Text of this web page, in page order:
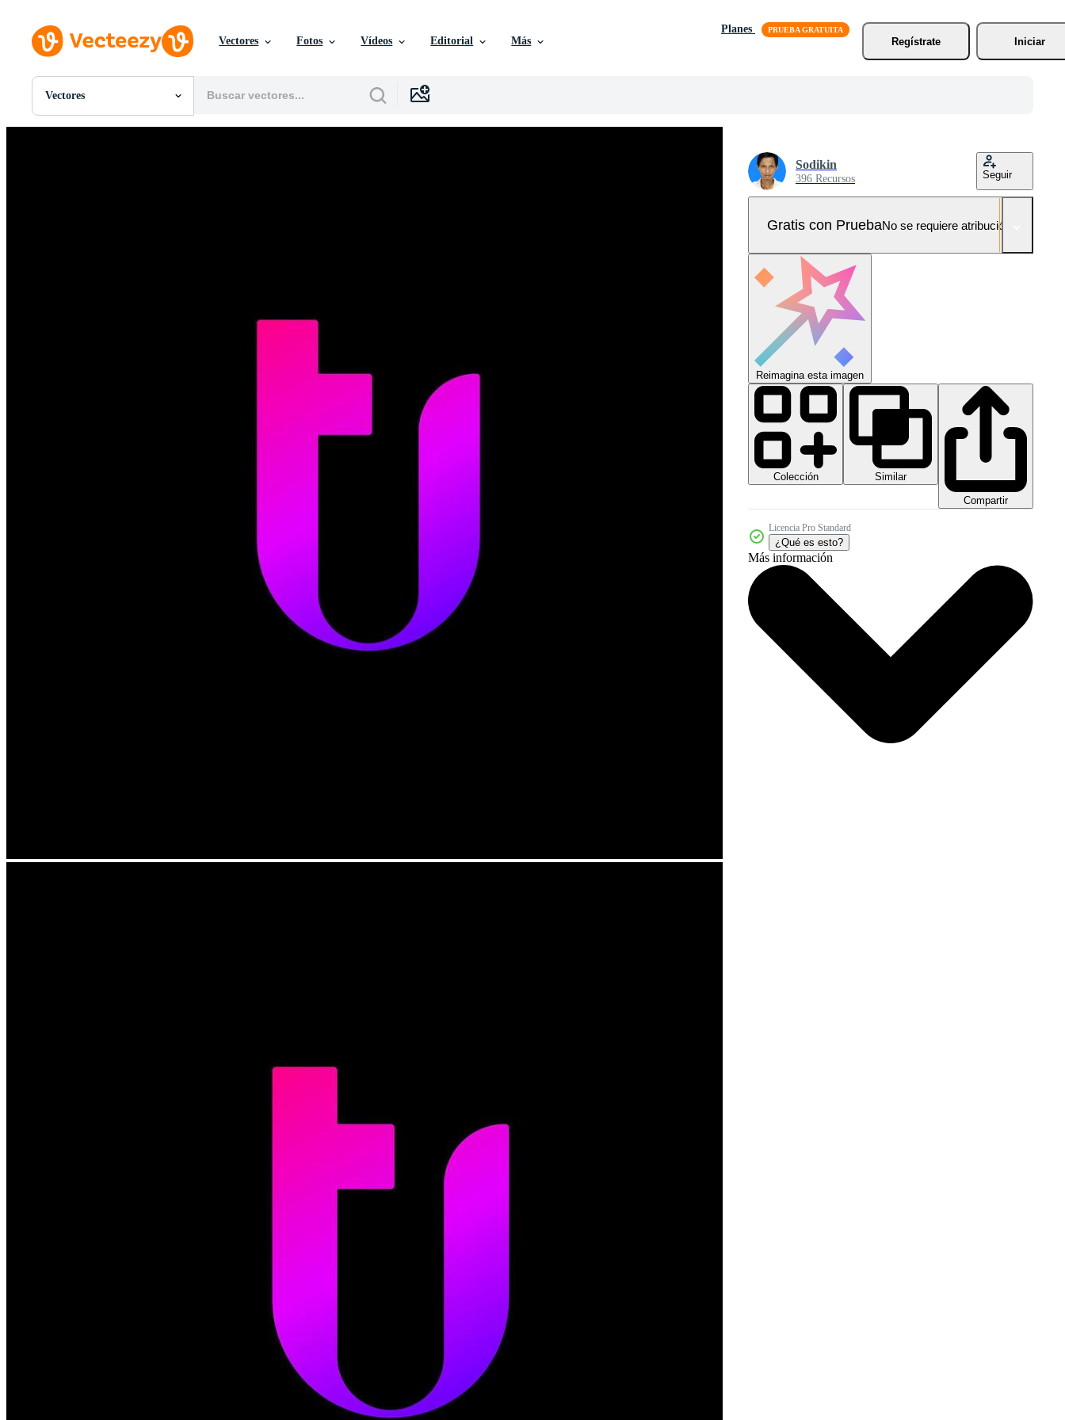
Vectores Fotos Vídeos Editorial Más
Planes
Regístrate
Iniciar
Vectores
Todas Imágenes
Sodikin
396 Recursos Seguir
Gratis con PruebaNo se requiere atribución!
Reimagina esta imagen
Colección
Similar
Compartir
Licencia Pro Standard
¿Qué es esto?
Más información